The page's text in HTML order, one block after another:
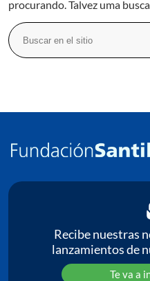
procurando. Talvez uma
Recibe nuestras
lanzamientos de
Te va a